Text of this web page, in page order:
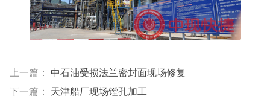
上一篇： 中石油受损法兰密封面现场修复
下一篇： 天津船厂现场镗孔加工